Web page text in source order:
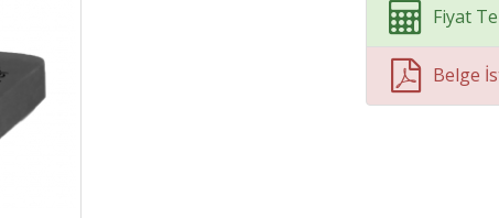
Fiyat
Belge